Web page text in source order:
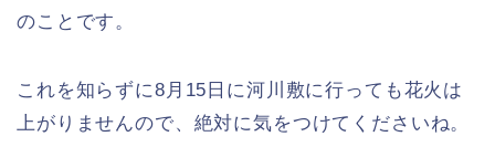
のことです。
これを知らずに8月15日に河川敷に行っても花火は
上がりませんので、絶対に気をつけてくださいね。